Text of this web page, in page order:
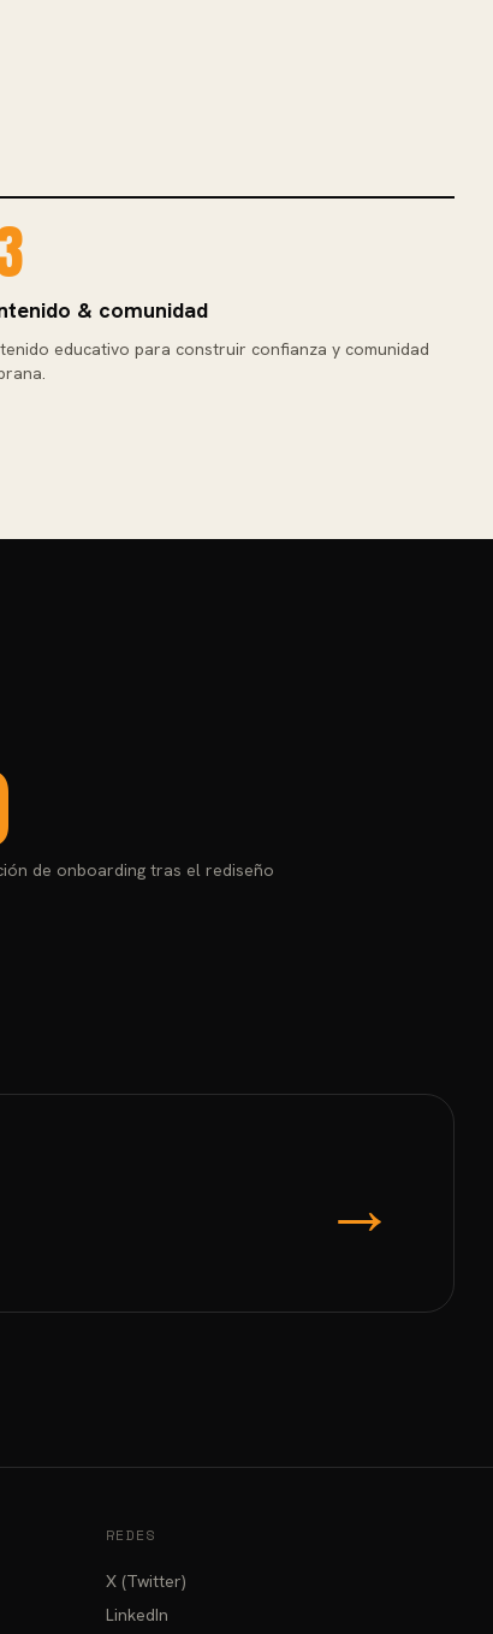
& comunidad
educativo para construir confianza y comunidad
de onboarding tras el rediseño
→
REDES
X (Twitter)
LinkedIn